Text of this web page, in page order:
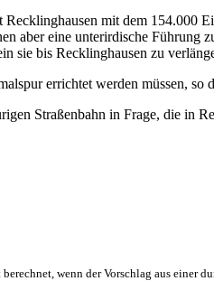
mit dem
aber eine unterirdische
sie bis Recklinghausen zu
errichtet werden müssen,
Straßenbahn in Frage, die in
wenn der Vorschlag aus einer